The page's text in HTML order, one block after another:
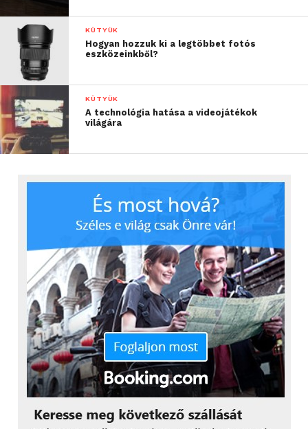
KÜTYÜK
Hogyan hozzuk ki a legtöbbet fotós
eszközeinkből?
KÜTYÜK
A technológia hatása a videojátékok
világára